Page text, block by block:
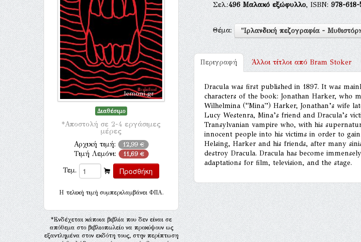
Διαθέσιμο
*Αποστολή σε 2-4 εργάσιμες
μέρες
Αρχική τιμή: 12,99 €
Τιμή Λεμόνι: 11,69 €
Τεμ.
H τελική τιμή συμπεριλαμβάνει ΦΠΑ.
*Ενδέχεται κάποια βιβλία που δεν είναι σε
απόθεμα στο βιβλιοπωλείο να προκύψουν ως
εξαντλημένα στον εκδότη τους, στην περίπτωση
Σελ.:496 Μαλακό εξώφυλλο, ISBN:978-
Θέμα: "Ιρλανδική πεζογραφία -
Περιγραφή Άλλοι τίτλοι απόBram Stoker
Dracula was first published in 1897. It was
characters of the book: Jonathan Harker, who
Wilhelmina (“Mina”) Harker, Jonathan’s wife
Lucy Westenra, Mina’s friend and Dracula’s
Transylvanian vampire who, with his
innocent people into his victims in order to
Helsing, Harker and his friends, after many
destroy Dracula. Dracula has become
adaptations for film, television, and the stage.